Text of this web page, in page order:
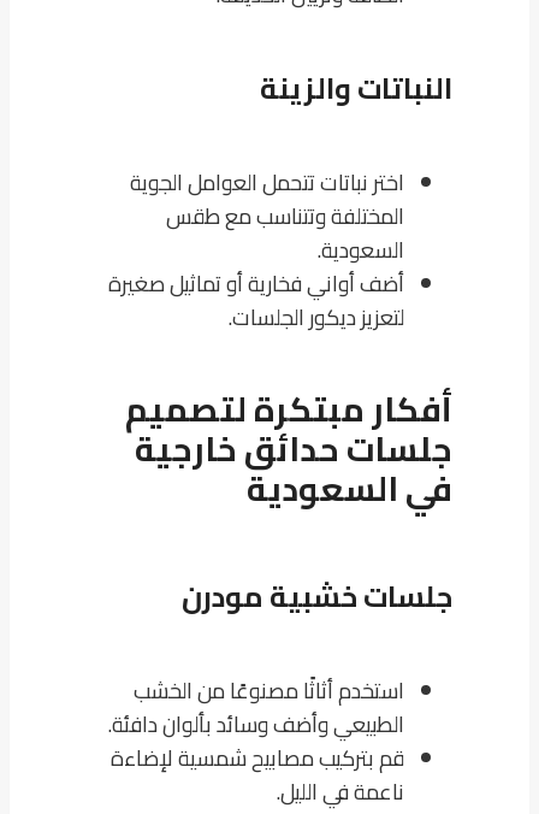
النباتات والزينة
اختر نباتات تتحمل العوامل الجوية
المختلفة وتتناسب مع طقس
السعودية.
أضف أواني فخارية أو تماثيل صغيرة
لتعزيز ديكور الجلسات.
أفكار مبتكرة لتصميم
جلسات حدائق خارجية
في السعودية
جلسات خشبية مودرن
استخدم أثاثًا مصنوعًا من الخشب
الطبيعي وأضف وسائد بألوان دافئة.
قم بتركيب مصابيح شمسية لإضاءة
ناعمة في الليل.